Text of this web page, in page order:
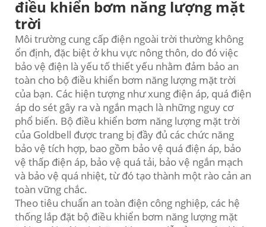
điều khiển bơm năng lượng mặt
trời
Môi trường cung cấp điện ngoài trời thường không
ổn định, đặc biệt ở khu vực nông thôn, do đó việc
bảo vệ điện là yếu tố thiết yếu nhằm đảm bảo an
toàn cho bộ điều khiển bơm năng lượng mặt trời
của bạn. Các hiện tượng như xung điện áp, quá điện
áp do sét gây ra và ngắn mạch là những nguy cơ
phổ biến. Bộ điều khiển bơm năng lượng mặt trời
của Goldbell được trang bị đầy đủ các chức năng
bảo vệ tích hợp, bao gồm bảo vệ quá điện áp, bảo
vệ thấp điện áp, bảo vệ quá tải, bảo vệ ngắn mạch
và bảo vệ quá nhiệt, từ đó tạo thành một rào cản an
toàn vững chắc.
Theo tiêu chuẩn an toàn điện công nghiệp, các hệ
thống lắp đặt bộ điều khiển bơm năng lượng mặt